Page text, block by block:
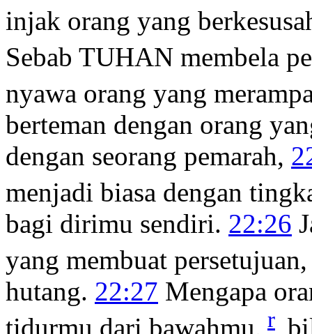
injak orang yang
Sebab TUHAN membela
nyawa orang yang
berteman dengan orang
dengan seorang pemarah,
menjadi biasa dengan
bagi dirimu sendiri. 22:26
yang membuat persetujuan,
hutang. 22:27 Mengapa
tidurmu dari bawahmu, r